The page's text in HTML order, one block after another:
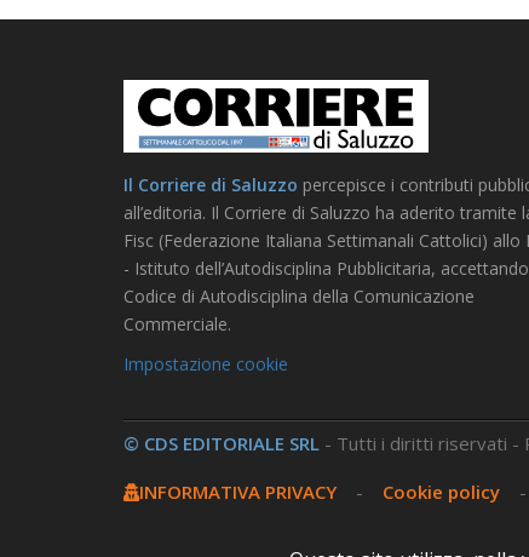
Il Corriere di Saluzzo percepisce i contributi
all’editoria. Il Corriere di Saluzzo ha aderito tramite
Fisc (Federazione Italiana Settimanali Cattolici) allo
- Istituto dell’Autodisciplina Pubblicitaria,
Codice di Autodisciplina della Comunicazione
Commerciale.
Impostazione cookie
© CDS EDITORIALE SRL - Tutti i diritti riservati -
INFORMATIVA PRIVACY - Cookie policy